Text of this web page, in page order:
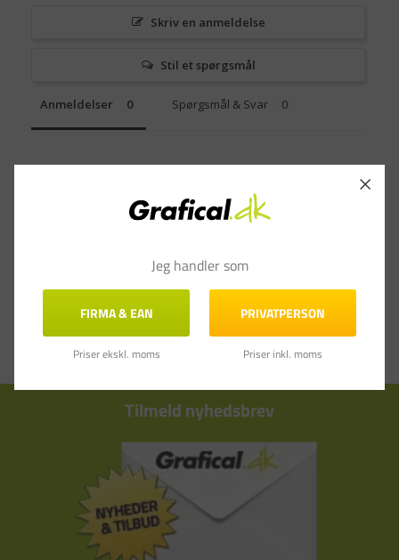
Skriv en anmeldelse
Stil et spørgsmål
Anmeldelser Spørgsmål & Svar
Tilmeld nyhedsbrev
Jeg handler som
FIRMA & EAN
Priser ekskl. moms
PRIVATPERSON
Priser inkl. moms